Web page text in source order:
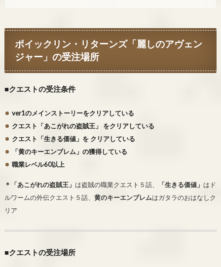
ポイックリン・リターンズ「麗しのアヴェン
ジャー」の受注場所
■クエストの受注条件
ver1のメインストーリーをクリアしている
クエスト「あこがれの盗賊王」 をクリアしている
クエスト「生きる価値」を クリアしている
「黄のキーエンブレム」の獲得している
職業レベル60以上
＊「あこがれの盗賊王」 は盗賊の職業クエスト５話、 「生きる価値」 はド
ルワームの外伝クエスト５話、 黄のキーエンブレムはガタラのおはなしク
リア
■クエストの受注場所